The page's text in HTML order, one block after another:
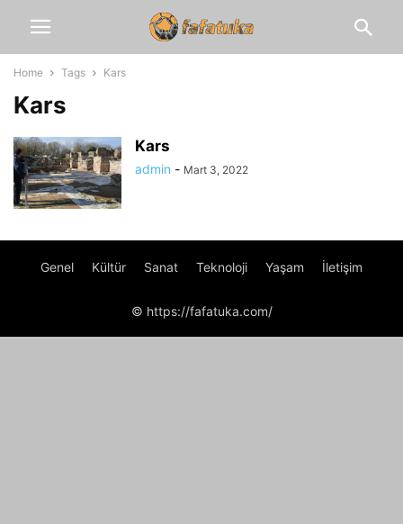
Home Tags Kars
Kars
Kars
admin - Mart 3, 2022
Genel Kültür Sanat Teknoloji Yaşam İletişim
© https://fafatuka.com/